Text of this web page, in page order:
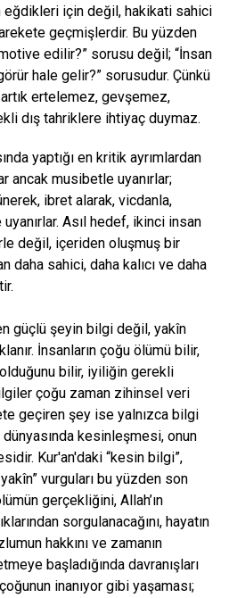
eğdikleri için değil, hakikati sahici
geçmişlerdir. Bu yüzden
edilir?” sorusu değil; “İnsan
hale gelir?” sorusudur. Çünkü
ertelemez, gevşemez,
dış tahriklere ihtiyaç duymaz.
yaptığı en kritik ayrımlardan
ancak musibetle uyanırlar;
ibret alarak, vicdanla,
Asıl hedef, ikinci insan
değil, içeriden oluşmuş bir
daha sahici, daha kalıcı ve daha
güçlü şeyin bilgi değil, yakîn
İnsanların çoğu ölümü bilir,
bilir, iyiliğin gerekli
çoğu zaman zihinsel veri
geçiren şey ise yalnızca bilgi
kesinleşmesi, onun
Kur'an'daki “kesin bilgi”,
yakîn” vurguları bu yüzden son
gerçekliğini, Allah’ın
sorgulanacağını, hayatın
hakkını ve zamanın
başladığında davranışları
inanıyor gibi yaşaması;